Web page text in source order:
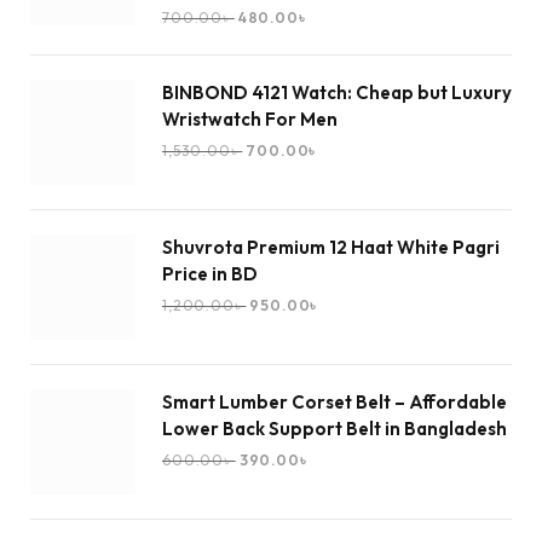
700.00৳ 480.00৳
BINBOND 4121 Watch: Cheap but Luxury
Wristwatch For Men
1,530.00৳ 700.00৳
Shuvrota Premium 12 Haat White Pagri
Price in BD
1,200.00৳ 950.00৳
Smart Lumber Corset Belt – Affordable
Lower Back Support Belt in Bangladesh
600.00৳ 390.00৳